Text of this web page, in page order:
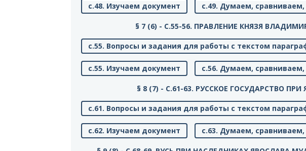
с.48. Изучаем документ с.49. Думаем,
§ 7 (6) - C.55-56. ПРАВЛЕНИЕ КНЯЗЯ
с.55. Вопросы и задания для работы с текстом
с.55. Изучаем документ с.56. Думаем,
§ 8 (7) - C.61-63. РУССКОЕ ГОСУДАРСТВО
с.61. Вопросы и задания для работы с текстом
с.62. Изучаем документ с.63. Думаем,